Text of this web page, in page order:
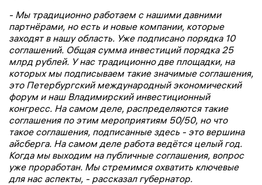
- Мы традиционно работаем с нашими давними
партнёрами, но есть и новые компании, которые
заходят в нашу область. Уже подписано порядка 10
соглашений. Общая сумма инвестиций порядка 25
млрд рублей. У нас традиционно две площадки, на
которых мы подписываем такие значимые соглашения,
это Петербургский международный экономический
форум и наш Владимирский инвестиционный
конгресс. На самом деле, распределяются такие
соглашения по этим мероприятиям 50/50, но что
такое соглашения, подписанные здесь - это вершина
айсберга. На самом деле работа ведётся целый год.
Когда мы выходим на публичные соглашения, вопрос
уже проработан. Мы стремимся охватить ключевые
для нас аспекты, - рассказал губернатор.